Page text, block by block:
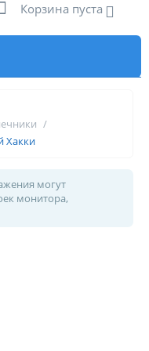
Корзина пуста
/
Хакки
могут
монитора,